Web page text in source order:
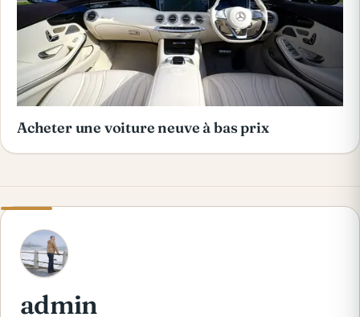
Acheter une voiture neuve à bas prix
A
admin